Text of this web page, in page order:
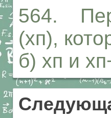
564.
(хп),
б) хп и